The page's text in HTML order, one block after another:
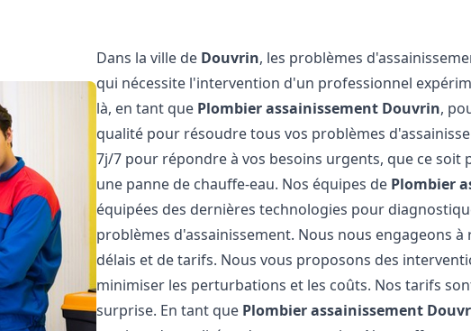
Dans la ville de Douvrin, les problèmes
qui nécessite l'intervention d'un professionnel
là, en tant que Plombier assainissement Douvrin,
qualité pour résoudre tous vos problèmes
7j/7 pour répondre à vos besoins urgents, que ce
une panne de chauffe-eau. Nos équipes de Plombier
équipées des dernières technologies pour
problèmes d'assainissement. Nous nous engageons
délais et de tarifs. Nous vous proposons des
minimiser les perturbations et les coûts. Nos tarifs
surprise. En tant que Plombier assainissement